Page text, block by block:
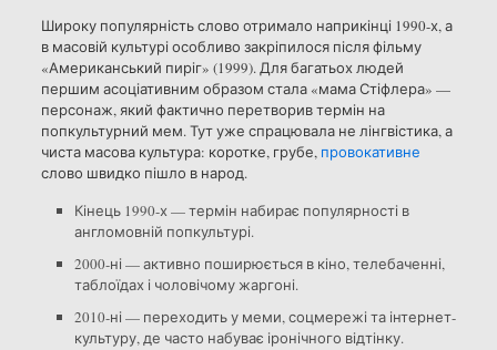
Широку популярність слово отримало наприкінці 1990-х, а
в масовій культурі особливо закріпилося після фільму
«Американський пиріг» (1999). Для багатьох людей
першим асоціативним образом стала «мама Стіфлера» —
персонаж, який фактично перетворив термін на
попкультурний мем. Тут уже спрацювала не лінгвістика, а
чиста масова культура: коротке, грубе, провокативне
слово швидко пішло в народ.
Кінець 1990-х — термін набирає популярності в
англомовній попкультурі.
2000-ні — активно поширюється в кіно, телебаченні,
таблоїдах і чоловічому жаргоні.
2010-ні — переходить у меми, соцмережі та інтернет-
культуру, де часто набуває іронічного відтінку.